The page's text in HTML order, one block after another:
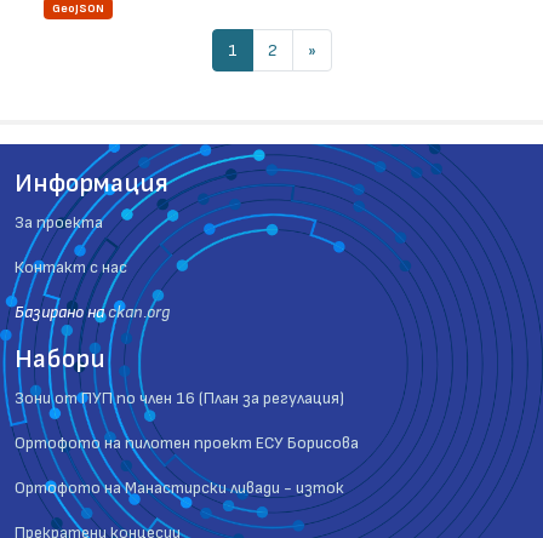
GeoJSON
1 2 »
Информация
За проекта
Контакт с нас
Базиранo наckan.org
Набори
Зони от ПУП по член 16 (План за регулация)
Ортофото на пилотен проект ЕСУ Борисова
Ортофото на Манастирски ливади - изток
Прекратени концесии